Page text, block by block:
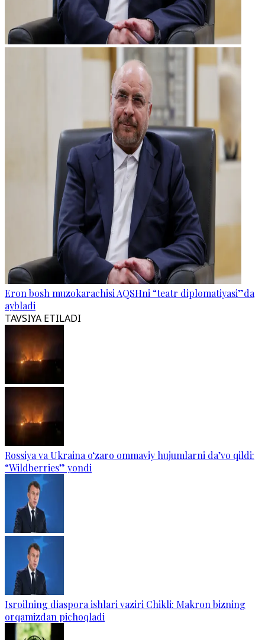
Eron bosh muzokarachisi AQSHni “teatr diplomatiyasi”da
aybladi
TAVSIYA ETILADI
Rossiya va Ukraina o‘zaro ommaviy hujumlarni da’vo qildi:
“Wildberries” yondi
Isroilning diaspora ishlari vaziri Chikli: Makron bizning
orqamizdan pichoqladi